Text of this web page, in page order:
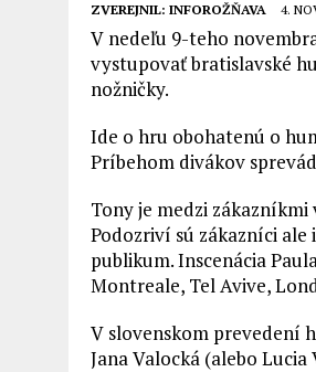
ZVEREJNIL: INFOROŽŇAVA 4.
V nedeľu 9-teho
vystupovať bratislavské
nožničky.
Ide o hru obohatenú o
Príbehom divákov
Tony je medzi zákazníkmi
Podozriví sú zákazníci
publikum. Inscenácia
Montreale, Tel Avive,
V slovenskom prevedení
Jana Valocká (alebo Lucia